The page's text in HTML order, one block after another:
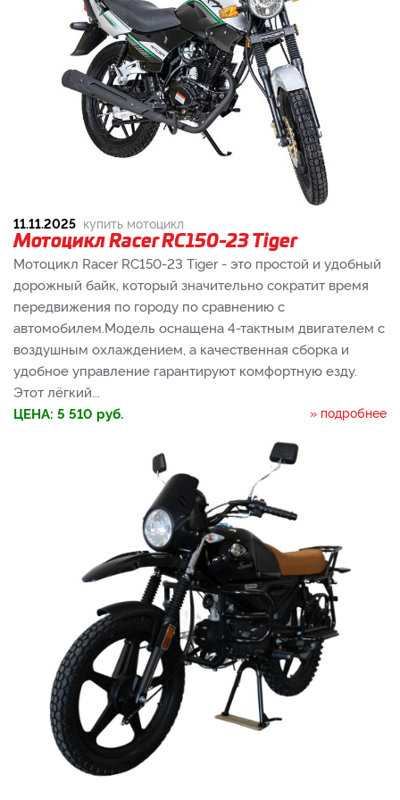
11.11.2025 купить мотоцикл
Мотоцикл Racer RC150-23 Tiger
Мотоцикл Racer RC150-23 Tiger - это простой и удобный
дорожный байк, который значительно сократит время
передвижения по городу по сравнению с
автомобилем.Модель оснащена 4-тактным двигателем с
воздушным охлаждением, а качественная сборка и
удобное управление гарантируют комфортную езду.
Этот лёгкий...
ЦЕНА: 5 510 руб. » подробнее